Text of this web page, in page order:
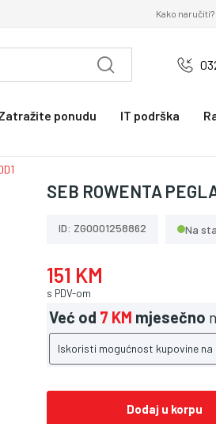
Kako naručiti?
ponudu IT podrška
SEB ROWENTA
ID: ZG0001258862 Na
151 KM
s PDV-om
Već od 7 KM mjesečno
Iskoristi mogućnost kupovine
Dodaj u korpu